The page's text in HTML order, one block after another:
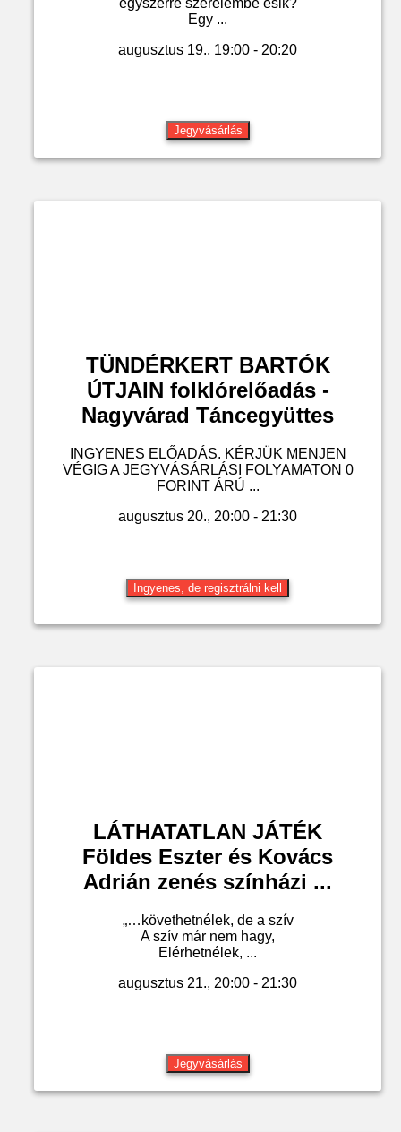
egyszerre szerelembe esik?
Egy ...
augusztus 19., 19:00 - 20:20
Jegyvásárlás
TÜNDÉRKERT BARTÓK
ÚTJAIN folklórelőadás -
Nagyvárad Táncegyüttes
INGYENES ELŐADÁS. KÉRJÜK MENJEN
VÉGIG A JEGYVÁSÁRLÁSI FOLYAMATON 0
FORINT ÁRÚ ...
augusztus 20., 20:00 - 21:30
Ingyenes, de regisztrálni kell
LÁTHATATLAN JÁTÉK
Földes Eszter és Kovács
Adrián zenés színházi ...
„…követhetnélek, de a szív
A szív már nem hagy,
Elérhetnélek, ...
augusztus 21., 20:00 - 21:30
Jegyvásárlás